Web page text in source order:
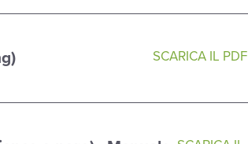
SCARICA IL PDF